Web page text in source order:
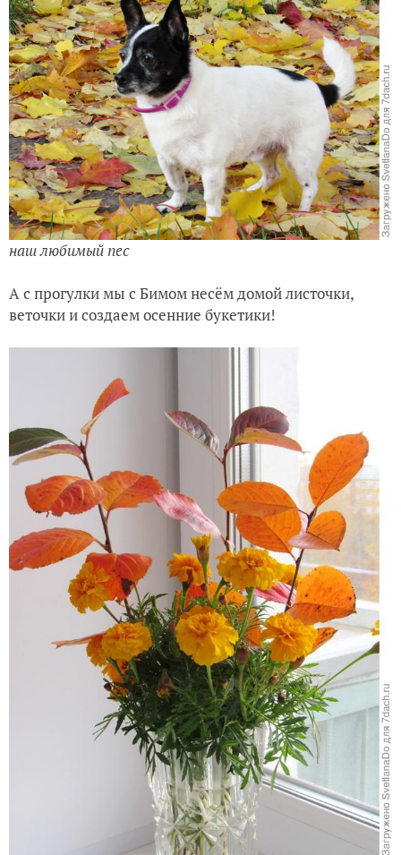
наш любимый пес
А с прогулки мы с Бимом несём домой листочки,
веточки и создаем осенние букетики!